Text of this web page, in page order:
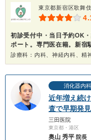
東京都新宿区歌舞
初診受付中・当日予約OK
ポート。専門医在籍。新宿
診療科：内科、神経内科、精
消化器内科
近年増え続
査で早期発
三田医院
東京都・港区
奥山 秀平 院長